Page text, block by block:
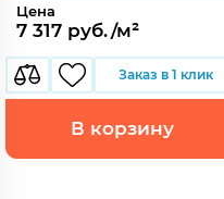
Цена
7 317 руб./м²
Заказ в 1 клик
В корзину